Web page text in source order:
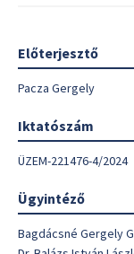
Előterjesztő
Pacza Gergely
Iktatószám
ÜZEM-221476-4/2024
Ügyintéző
Bagdácsné Gergely